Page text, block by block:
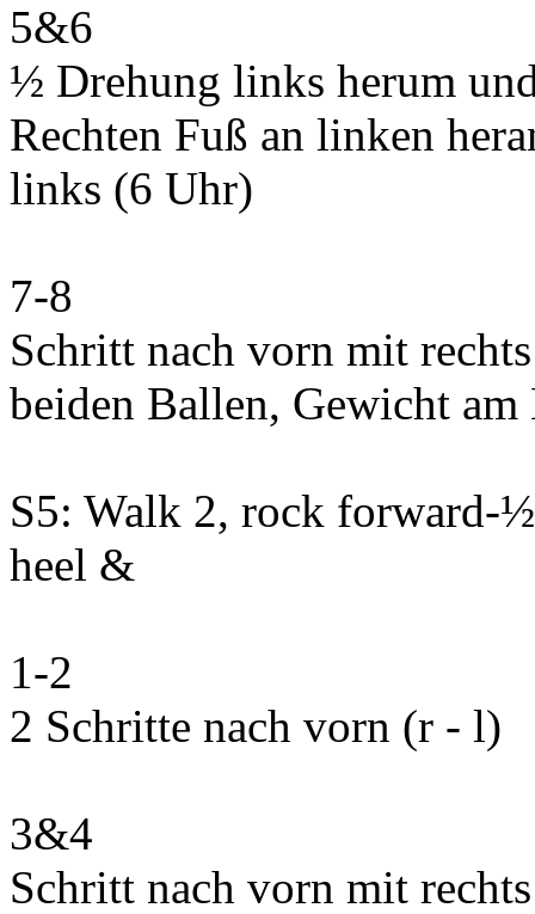
5&6
½ Drehung links herum
Rechten Fuß an linken
links (6 Uhr)
7-8
Schritt nach vorn mit
beiden Ballen, Gewicht
S5: Walk 2, rock forward-
heel &
1-2
2 Schritte nach vorn (r - l)
3&4
Schritt nach vorn mit